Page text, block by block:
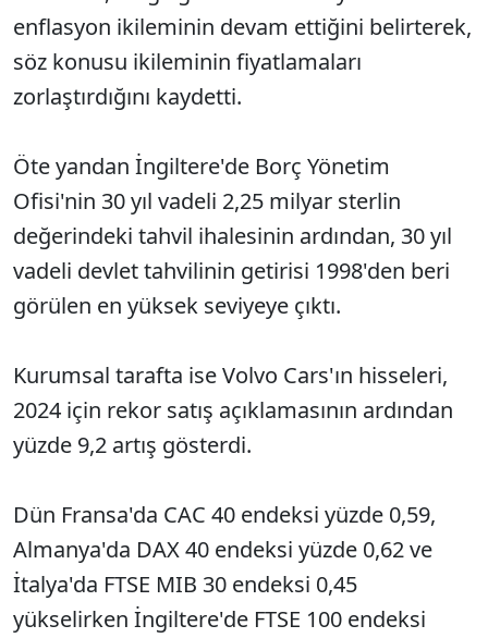
enflasyon ikileminin devam ettiğini belirterek,
söz konusu ikileminin fiyatlamaları
zorlaştırdığını kaydetti.
Öte yandan İngiltere'de Borç Yönetim
Ofisi'nin 30 yıl vadeli 2,25 milyar sterlin
değerindeki tahvil ihalesinin ardından, 30 yıl
vadeli devlet tahvilinin getirisi 1998'den beri
görülen en yüksek seviyeye çıktı.
Kurumsal tarafta ise Volvo Cars'ın hisseleri,
2024 için rekor satış açıklamasının ardından
yüzde 9,2 artış gösterdi.
Dün Fransa'da CAC 40 endeksi yüzde 0,59,
Almanya'da DAX 40 endeksi yüzde 0,62 ve
İtalya'da FTSE MIB 30 endeksi 0,45
yükselirken İngiltere'de FTSE 100 endeksi